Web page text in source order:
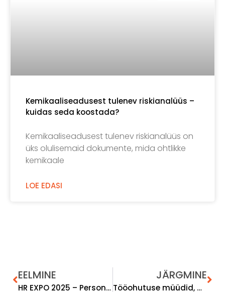
Kemikaaliseadusest tulenev riskianalüüs –
kuidas seda koostada?
Kemikaaliseadusest tulenev riskianalüüs on
üks olulisemaid dokumente, mida ohtlikke
kemikaale
LOE EDASI
EELMINE
HR EXPO 2025 – Personalivaldkonna superstaarid, tööohutuse rokkstaarid ja ergonoomika meistrid!
JÄRGMINE
Tööohutuse müüdid, mis ikka ja jälle ringi liiguvad